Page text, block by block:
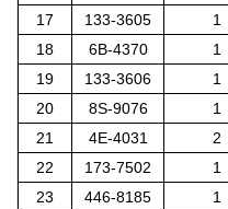
17
133-3605 1
18
6B-4370 1
19
133-3606 1
20
8S-9076 1
21
4E-4031 2
22
173-7502 1
23
446-8185 1